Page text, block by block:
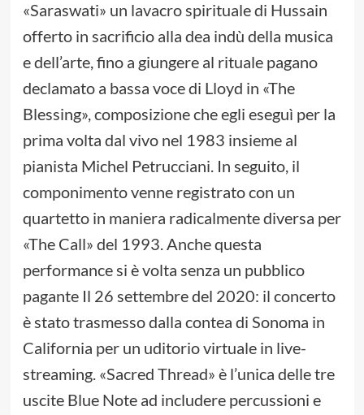
«Saraswati» un lavacro spirituale di Hussain
offerto in sacrificio alla dea indù della musica
e dell’arte, fino a giungere al rituale pagano
declamato a bassa voce di Lloyd in «The
Blessing», composizione che egli eseguì per la
prima volta dal vivo nel 1983 insieme al
pianista Michel Petrucciani. In seguito, il
componimento venne registrato con un
quartetto in maniera radicalmente diversa per
«The Call» del 1993. Anche questa
performance si è volta senza un pubblico
pagante Il 26 settembre del 2020: il concerto
è stato trasmesso dalla contea di Sonoma in
California per un uditorio virtuale in live-
streaming. «Sacred Thread» è l’unica delle tre
uscite Blue Note ad includere percussioni e